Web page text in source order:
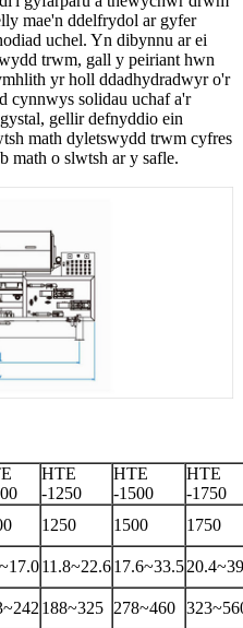
mae'n ddelfrydol ar gyfer
uchel. Yn dibynnu ar ei
trwm, gall y peiriant hwn
yr holl ddadhydradwyr o'r
cynnwys solidau uchaf a'r
gellir defnyddio ein
math dyletswydd trwm cyfres
math o slwtsh ar y safle.
HTE
-1250
HTE
-1500
HTE
-1750
1250 1500
1750
11.8~22.617.6~33.520.4~39
188~325 278~460